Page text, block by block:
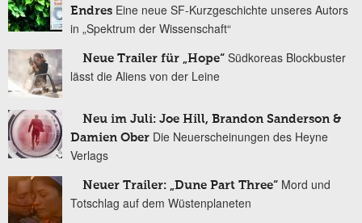
Endres Eine neue SF-Kurzgeschichte unseres Autors
in „Spektrum der Wissenschaft“
Neue Trailer für „Hope“ Südkoreas Blockbuster
lässt die Aliens von der Leine
Neu im Juli: Joe Hill, Brandon Sanderson &
Damien Ober Die Neuerscheinungen des Heyne
Verlags
Neuer Trailer: „Dune Part Three“ Mord und
Totschlag auf dem Wüstenplaneten